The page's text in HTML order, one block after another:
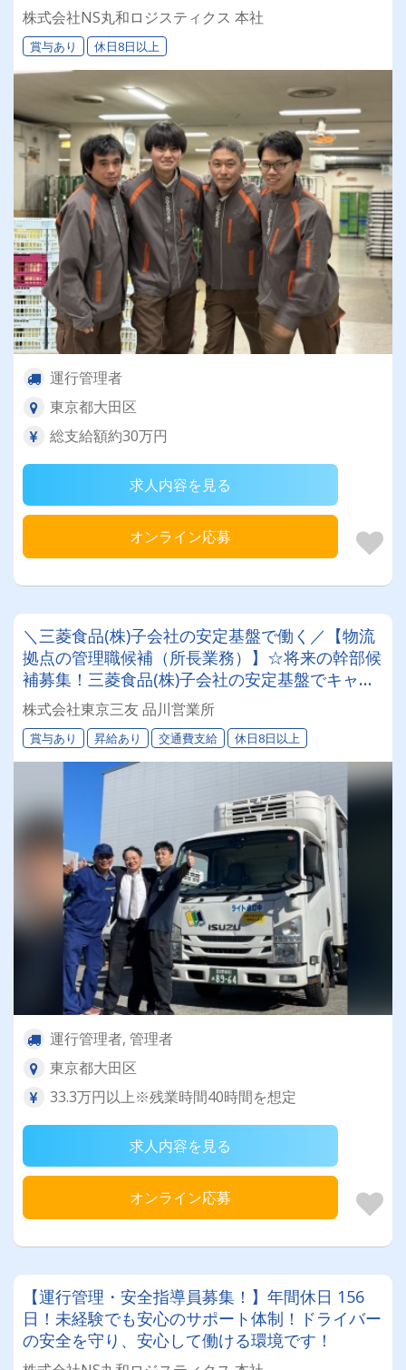
株式会社NS丸和ロジスティクス 本社
賞与あり 休日8日以上
運行管理者
東京都大田区
総支給額約30万円
求人内容を見る
オンライン応募
＼三菱食品(株)子会社の安定基盤で働く／【物流
拠点の管理職候補（所長業務）】☆将来の幹部候
補募集！三菱食品(株)子会社の安定基盤でキャリ
アアップを目指しませんか？
株式会社東京三友 品川営業所
賞与あり 昇給あり 交通費支給 休日8日以上
運行管理者, 管理者
東京都大田区
33.3万円以上※残業時間40時間を想定
求人内容を見る
オンライン応募
【運行管理・安全指導員募集！】年間休日 156
日！未経験でも安心のサポート体制！ドライバー
の安全を守り、安心して働ける環境です！